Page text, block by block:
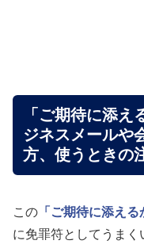
「ご期待に添
ジネスメールや
方、使うときの
この 「ご期待に添える
に免罪符としてうま